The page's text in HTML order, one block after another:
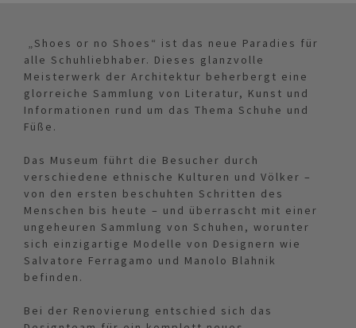
„Shoes or no Shoes“ ist das neue Paradies für
alle Schuhliebhaber. Dieses glanzvolle
Meisterwerk der Architektur beherbergt eine
glorreiche Sammlung von Literatur, Kunst und
Informationen rund um das Thema Schuhe und
Füße.
Das Museum führt die Besucher durch
verschiedene ethnische Kulturen und Völker –
von den ersten beschuhten Schritten des
Menschen bis heute – und überrascht mit einer
ungeheuren Sammlung von Schuhen, worunter
sich einzigartige Modelle von Designern wie
Salvatore Ferragamo und Manolo Blahnik
befinden.
Bei der Renovierung entschied sich das